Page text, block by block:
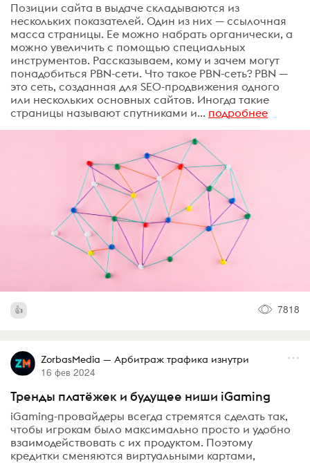
Позиции сайта в выдаче складываются из
нескольких показателей. Один из них — ссылочная
масса страницы. Ее можно набрать органически, а
можно увеличить с помощью специальных
инструментов. Рассказываем, кому и зачем могут
понадобиться PBN-сети. Что такое PBN-сеть? PBN —
это сеть, созданная для SEO-продвижения одного
или нескольких основных сайтов. Иногда такие
страницы называют спутниками и... подробнее
7818
ZorbasMedia — Арбитраж трафика изнутри
16 фев 2024
Тренды платёжек и будущее ниши iGaming
iGaming-провайдеры всегда стремятся сделать так,
чтобы игрокам было максимально просто и удобно
взаимодействовать с их продуктом. Поэтому
кредитки сменяются виртуальными картами,